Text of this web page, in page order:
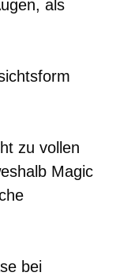
als
zu vollen
Magic
bei